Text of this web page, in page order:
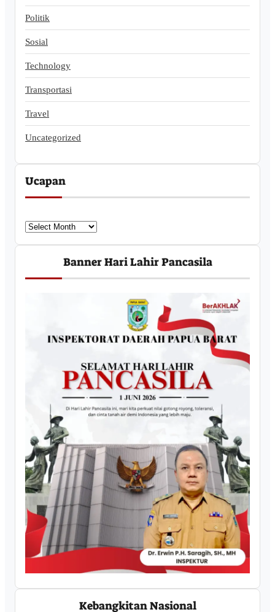
Politik
Sosial
Technology
Transportasi
Travel
Uncategorized
Ucapan
U
c
a
Banner Hari Lahir Pancasila
Kebangkitan Nasional